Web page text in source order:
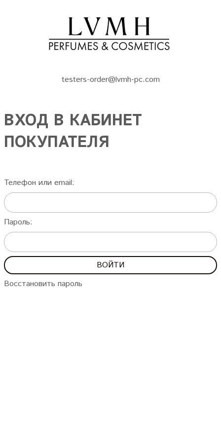
testers-order@lvmh-pc.com
ВХОД В КАБИНЕТ
ПОКУПАТЕЛЯ
Телефон или email:
Пароль:
Восстановить пароль